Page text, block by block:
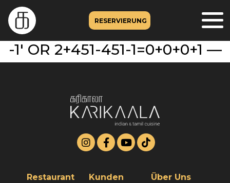
RESERVIERUNG
-1′ OR 2+451-451-1=0+0+0+1 —
Restaurant Kunden Über Uns